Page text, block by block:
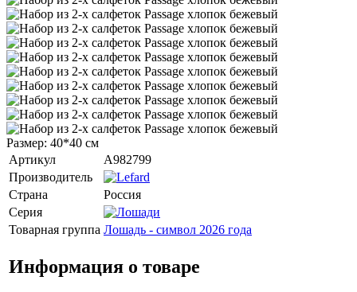
Размер: 40*40 см
Артикул
A982799
Производитель
Страна
Россия
Серия
Товарная группа Лошадь - символ 2026 года
Информация о товаре